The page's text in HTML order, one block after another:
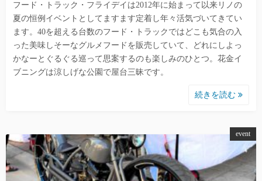
フード・トラック・フライデイは2012年に始まって以来リノの
夏の恒例イベントとしてますます定着し年々活気づいてきてい
ます。40を超える台数のフード・トラックではどこも気合の入
った美味しそーなグルメフードを販売していて、どれにしよっ
かなーとぐるぐる巡って思案するのも楽しみのひとつ。花金イ
ブニングは涼しげな公園で屋台三昧です。
続きを読む
event